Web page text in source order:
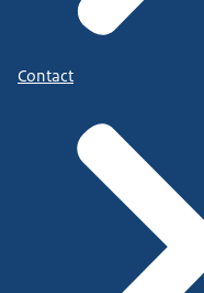
Contact